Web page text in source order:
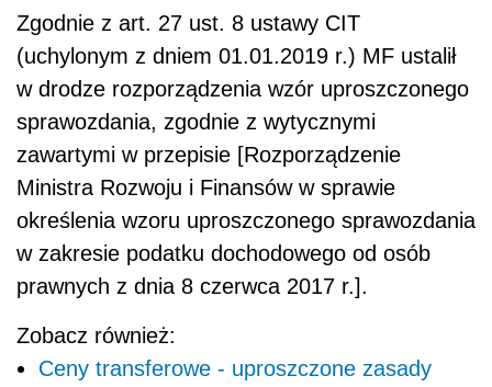
Zgodnie z art. 27 ust. 8 ustawy CIT
(uchylonym z dniem 01.01.2019 r.) MF ustalił
w drodze rozporządzenia wzór uproszczonego
sprawozdania, zgodnie z wytycznymi
zawartymi w przepisie [Rozporządzenie
Ministra Rozwoju i Finansów w sprawie
określenia wzoru uproszczonego sprawozdania
w zakresie podatku dochodowego od osób
prawnych z dnia 8 czerwca 2017 r.].
Zobacz również:
Ceny transferowe - uproszczone zasady